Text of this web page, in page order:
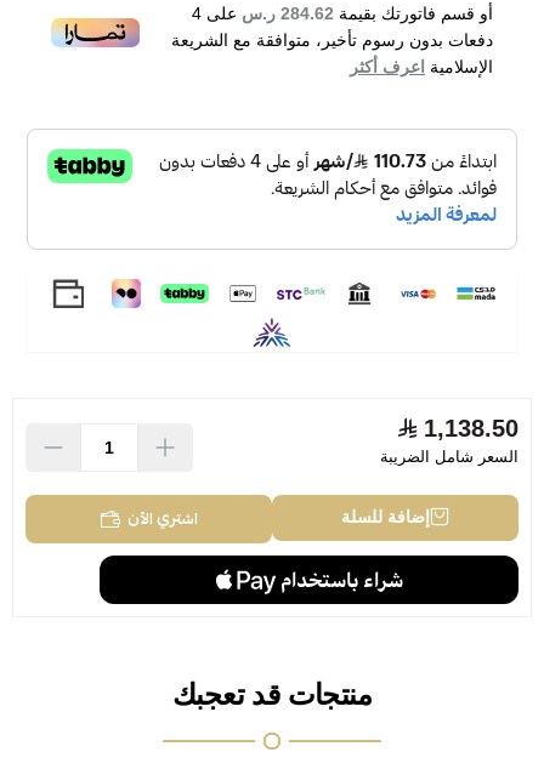
أو قسم فاتورتك بقيمة 284.62 ر.س على 4
دفعات بدون رسوم تأخير، متوافقة مع الشريعة
الإسلامية اعرف أكثر
1,138.50
السعر شامل الضريبة
إضافة للسلة اشتري الآن
منتجات قد تعجبك